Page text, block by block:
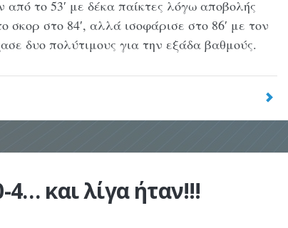
το 53′ με δέκα παίκτες λόγω αποβολής
σκορ στο 84′, αλλά ισοφάρισε στο 86′ με τον
δυο πολύτιμους για την εξάδα βαθμούς.
και λίγα ήταν!!!